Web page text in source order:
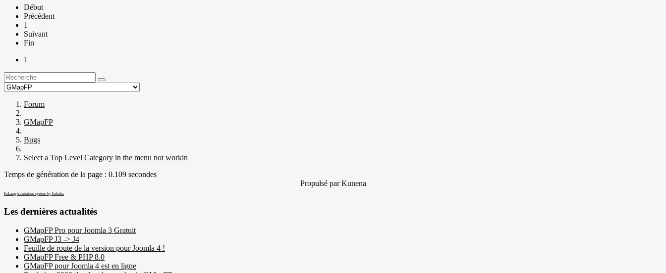
Début
Précédent
1
Suivant
Fin
1
Forum
GMapFP
Bugs
Select a Top Level Category in the menu not workin
Temps de génération de la page : 0.109 secondes
Propulsé parKunena
FaLang translation system by Faboba
Les dernières actualités
GMapFP Pro pour Joomla 3 Gratuit
GMapFP J3 -> J4
Feuille de route de la version pour Joomla 4 !
GMapFP Free & PHP 8.0
GMapFP pour Joomla 4 est en ligne